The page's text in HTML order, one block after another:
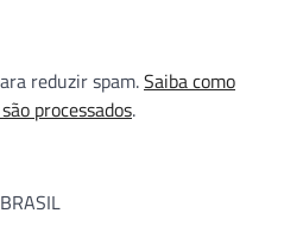
reduzir spam.Saiba como
processados.